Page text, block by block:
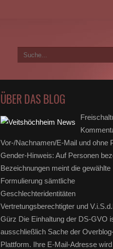
ÜBER DAS BLOG
Vor-/Nachnamen/E-Mail und ohne
Gender-Hinweis: Auf Personen
Bezeichnungen meint die gewählte
Formulierung sämtliche
Geschlechteridentitäten
Vertretungsberechtigter und
Gürz Die Einhaltung der DS-GVO
ausschließlich Sache der
Plattform. Ihre E-Mail-Adresse